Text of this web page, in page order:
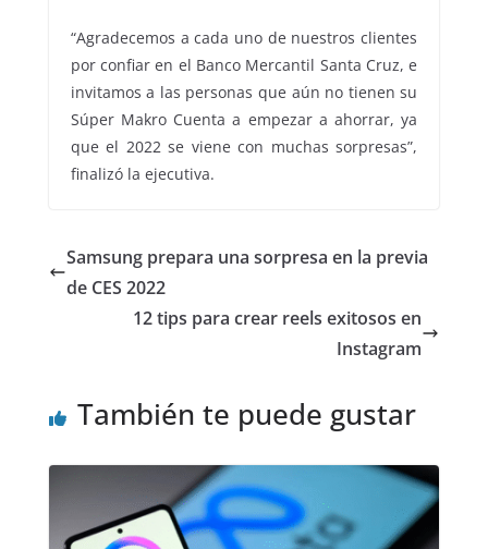
“Agradecemos a cada uno de nuestros clientes
por confiar en el Banco Mercantil Santa Cruz, e
invitamos a las personas que aún no tienen su
Súper Makro Cuenta a empezar a ahorrar, ya
que el 2022 se viene con muchas sorpresas”,
finalizó la ejecutiva.
Samsung prepara una sorpresa en la previa
de CES 2022
12 tips para crear reels exitosos en
Instagram
También te puede gustar